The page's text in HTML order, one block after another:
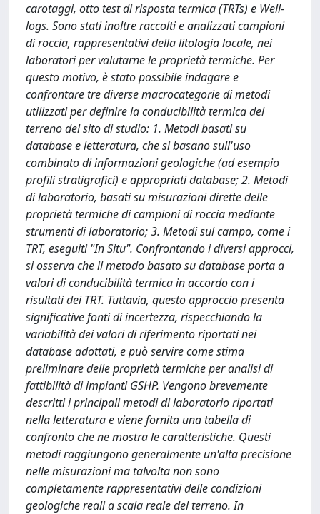
carotaggi, otto test di risposta termica (TRTs) e Well-
logs. Sono stati inoltre raccolti e analizzati campioni
di roccia, rappresentativi della litologia locale, nei
laboratori per valutarne le proprietà termiche. Per
questo motivo, è stato possibile indagare e
confrontare tre diverse macrocategorie di metodi
utilizzati per definire la conducibilità termica del
terreno del sito di studio: 1. Metodi basati su
database e letteratura, che si basano sull'uso
combinato di informazioni geologiche (ad esempio
profili stratigrafici) e appropriati database; 2. Metodi
di laboratorio, basati su misurazioni dirette delle
proprietà termiche di campioni di roccia mediante
strumenti di laboratorio; 3. Metodi sul campo, come i
TRT, eseguiti "In Situ". Confrontando i diversi approcci,
si osserva che il metodo basato su database porta a
valori di conducibilità termica in accordo con i
risultati dei TRT. Tuttavia, questo approccio presenta
significative fonti di incertezza, rispecchiando la
variabilità dei valori di riferimento riportati nei
database adottati, e può servire come stima
preliminare delle proprietà termiche per analisi di
fattibilità di impianti GSHP. Vengono brevemente
descritti i principali metodi di laboratorio riportati
nella letteratura e viene fornita una tabella di
confronto che ne mostra le caratteristiche. Questi
metodi raggiungono generalmente un'alta precisione
nelle misurazioni ma talvolta non sono
completamente rappresentativi delle condizioni
geologiche reali a scala reale del terreno. In